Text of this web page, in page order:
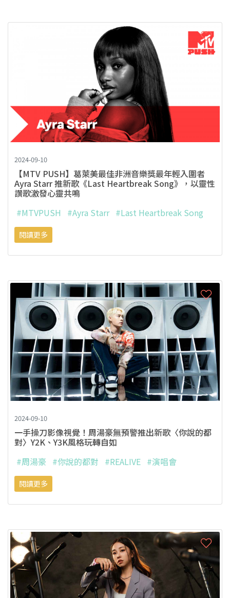
2024-09-10
【MTV PUSH】葛萊美最佳非洲音樂獎最年輕入圍者
Ayra Starr 推新歌《Last Heartbreak Song》，以靈性
讚歌激發心靈共鳴
#MTVPUSH
#Ayra Starr #Last Heartbreak Song
閱讀更多
2024-09-10
一手操刀影像視覺！周湯豪無預警推出新歌〈你說的都
對〉Y2K、Y3K風格玩轉自如
#周湯豪 #你說的都對 #REALIVE #演唱會
閱讀更多